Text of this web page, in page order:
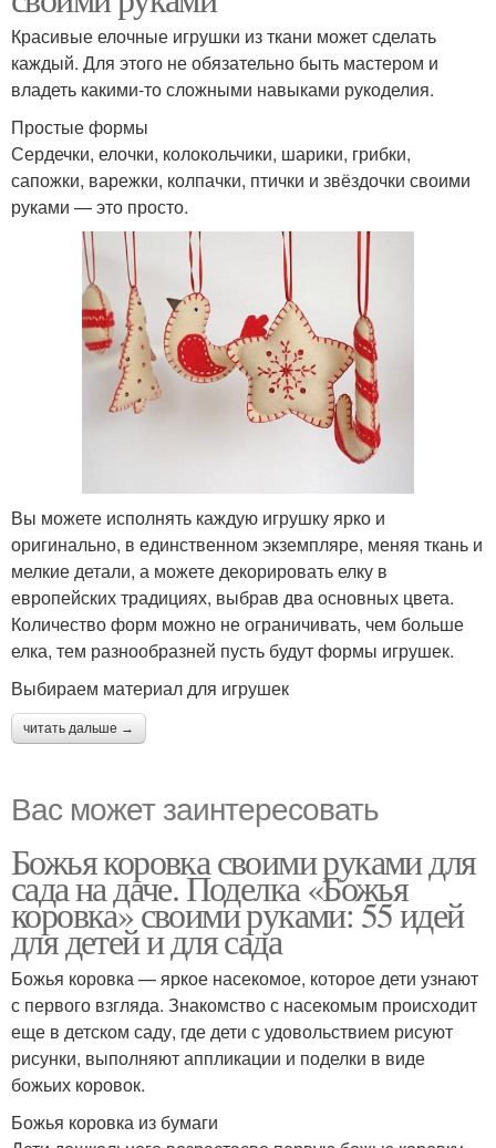
Красивые елочные игрушки из ткани может сделать
каждый. Для этого не обязательно быть мастером и
владеть какими-то сложными навыками рукоделия.
Простые формы
Сердечки, елочки, колокольчики, шарики, грибки,
сапожки, варежки, колпачки, птички и звёздочки своими
руками — это просто.
Вы можете исполнять каждую игрушку ярко и
оригинально, в единственном экземпляре, меняя ткань и
мелкие детали, а можете декорировать елку в
европейских традициях, выбрав два основных цвета.
Количество форм можно не ограничивать, чем больше
елка, тем разнообразней пусть будут формы игрушек.
Выбираем материал для игрушек
читать дальше →
Вас может заинтересовать
Божья коровка своими руками для
сада на даче. Поделка «Божья
коровка» своими руками: 55 идей
для детей и для сада
Божья коровка — яркое насекомое, которое дети узнают
с первого взгляда. Знакомство с насекомым происходит
еще в детском саду, где дети с удовольствием рисуют
рисунки, выполняют аппликации и поделки в виде
божьих коровок.
Божья коровка из бумаги